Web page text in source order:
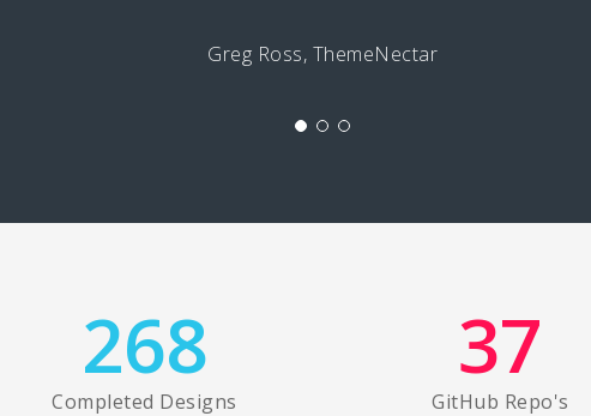
Greg Ross, ThemeNectar
268
Completed Designs
37
GitHub Repo's